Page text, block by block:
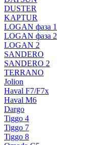
DUSTER
KAPTUR
LOGAN фаза 1
LOGAN фаза 2
LOGAN 2
SANDERO
SANDERO 2
TERRANO
Jolion
Haval F7/F7x
Haval M6
Dargo
Tiggo 4
Tiggo 7
Tiggo 8